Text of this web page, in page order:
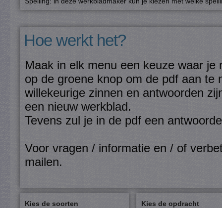
Hoe werkt het?
Maak in elk menu een keuze waar je
op de groene knop om de pdf aan te
willekeurige zinnen en antwoorden
een nieuw werkblad.
Tevens zul je in de pdf een
Voor vragen / informatie en / of
mailen.
Kies de soorten Kies de opdracht